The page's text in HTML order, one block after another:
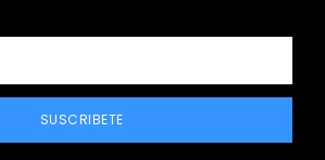
SUSCRIBETE